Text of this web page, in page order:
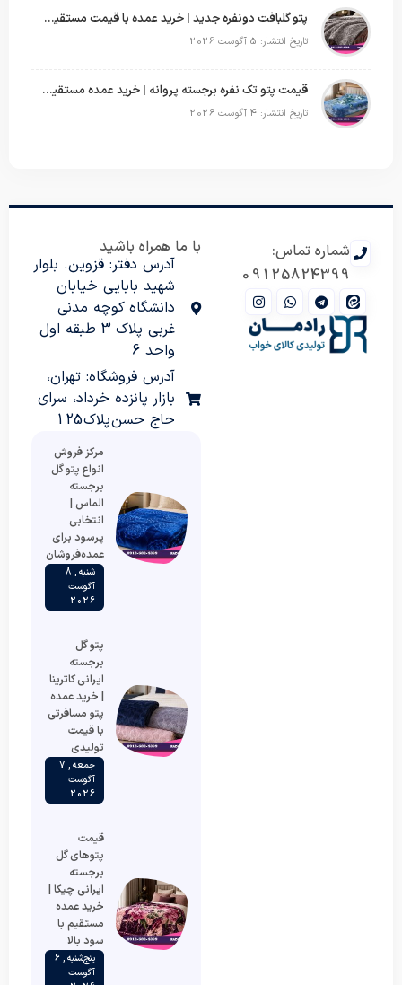
پتو گلبافت دونفره جدید | خرید عمده با قیمت مستقیم و طرح‌های پرفروش بازار
تاریخ انتشار: 5 آگوست 2026
قیمت پتو تک نفره برجسته پروانه | خرید عمده مستقیم با بهترین قیمت بازار
تاریخ انتشار: 4 آگوست 2026
شماره تماس:
09125824399
با ما همراه باشید
آدرس دفتر: قزوین. بلوار
شهید بابایی خیابان
دانشگاه کوچه مدنی
غربی پلاک 3 طبقه اول
واحد 6
آدرس فروشگاه: تهران،
بازار پانزده خرداد، سرای
حاج حسن پلاک 125
مرکز فروش
انواع پتو گل
برجسته
الماس |
انتخابی
پرسود برای
عمده‌فروشان
شنبه , 8
آگوست
2026
پتو گل
برجسته
ایرانی کاترینا
| خرید عمده
پتو مسافرتی
با قیمت
تولیدی
جمعه , 7
آگوست
2026
قیمت
پتوهای گل
برجسته
ایرانی چیکا |
خرید عمده
مستقیم با
سود بالا
پنج‌شنبه , 6
آگوست